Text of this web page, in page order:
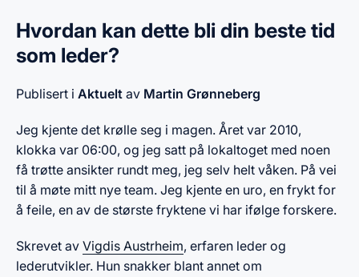
Hvordan kan dette bli din beste tid
som leder?
Publisert i Aktuelt av Martin Grønneberg
Jeg kjente det krølle seg i magen. Året var 2010,
klokka var 06:00, og jeg satt på lokaltoget med noen
få trøtte ansikter rundt meg, jeg selv helt våken. På vei
til å møte mitt nye team. Jeg kjente en uro, en frykt for
å feile, en av de største fryktene vi har ifølge forskere.
Skrevet av Vigdis Austrheim, erfaren leder og
lederutvikler. Hun snakker blant annet om